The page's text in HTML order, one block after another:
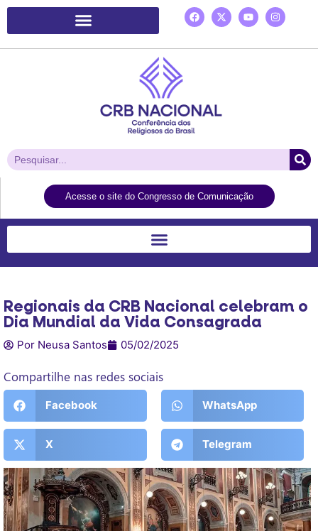
Acesse o site do Congresso de Comunicação
Regionais da CRB Nacional celebram o
Dia Mundial da Vida Consagrada
Por Neusa Santos 05/02/2025
Compartilhe nas redes sociais
Facebook WhatsApp
X Telegram